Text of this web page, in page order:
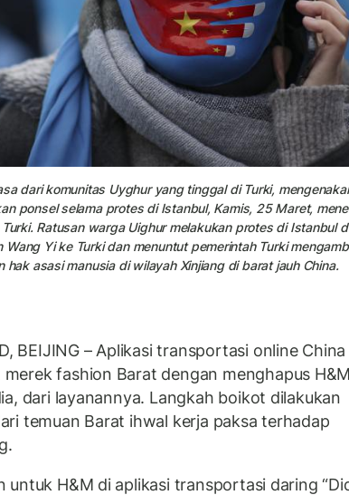
dari komunitas Uyghur yang tinggal di Turki,
ponsel selama protes di Istanbul, Kamis, 25 Maret,
Ratusan warga Uighur melakukan protes di Istanbul
Wang Yi ke Turki dan menuntut pemerintah Turki
hak asasi manusia di wilayah Xinjiang di barat jauh China.
BEIJING – Aplikasi transportasi online China
fashion Barat dengan menghapus
dari layanannya. Langkah boikot dilakukan
temuan Barat ihwal kerja paksa terhadap
untuk H&M di aplikasi transportasi daring